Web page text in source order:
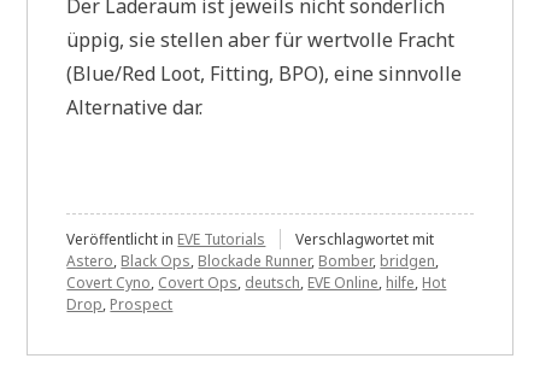
Der Laderaum ist jeweils nicht sonderlich
üppig, sie stellen aber für wertvolle Fracht
(Blue/Red Loot, Fitting, BPO), eine sinnvolle
Alternative dar.
Veröffentlicht in EVE Tutorials
Verschlagwortet mit
Astero, Black Ops, Blockade Runner, Bomber, bridgen,
Covert Cyno, Covert Ops, deutsch, EVE Online, hilfe, Hot
Drop, Prospect